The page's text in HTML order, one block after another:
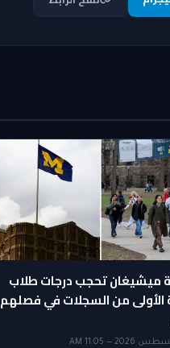
ميشيغان تحجب درجات طلاب
الأولى من السجلات في فصلهم